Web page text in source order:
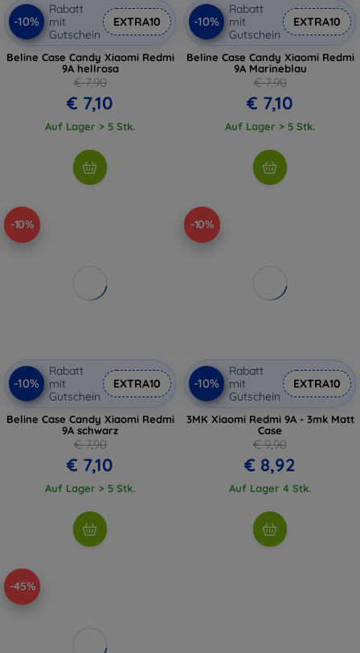
-10%
Rabatt
mit
Gutschein
EXTRA10
Beline Case Candy Xiaomi Redmi
9A hellrosa
€ 7,90
€ 7,10
Auf Lager > 5 Stk.
-10%
Rabatt
mit
Gutschein
EXTRA10
Beline Case Candy Xiaomi Redmi
9A Marineblau
€ 7,90
€ 7,10
Auf Lager > 5 Stk.
-10%
-10%
Rabatt
mit
Gutschein
EXTRA10
Beline Case Candy Xiaomi Redmi
9A schwarz
€ 7,90
€ 7,10
Auf Lager > 5 Stk.
-10%
-10%
Rabatt
mit
Gutschein
EXTRA10
3MK Xiaomi Redmi 9A - 3mk Matt
Case
€ 9,90
€ 8,92
Auf Lager 4 Stk.
-45%